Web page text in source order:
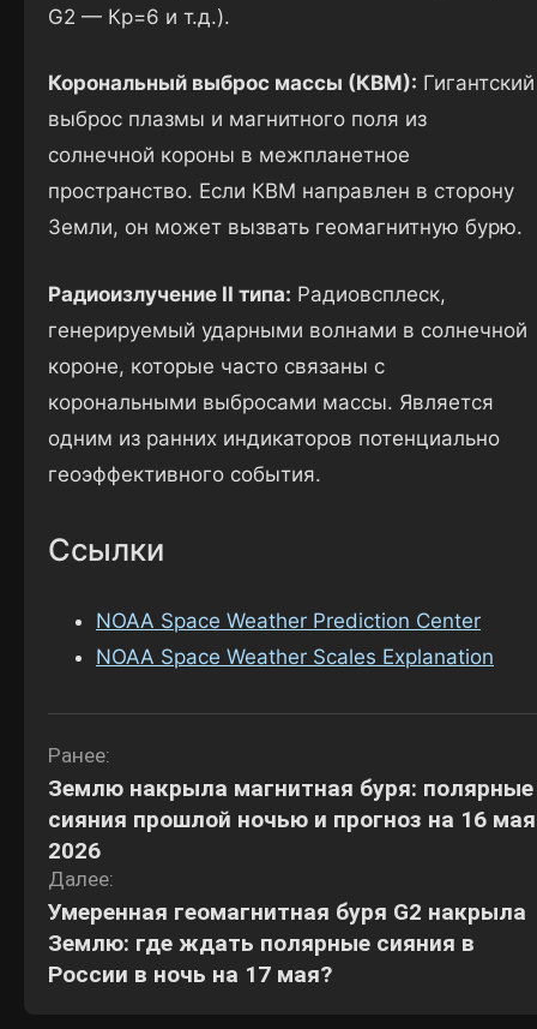
G2 — Кр=6 и т.д.).
Корональный выброс массы (КВМ): Гигантский
выброс плазмы и магнитного поля из
солнечной короны в межпланетное
пространство. Если КВМ направлен в сторону
Земли, он может вызвать геомагнитную бурю.
Радиоизлучение II типа: Радиовсплеск,
генерируемый ударными волнами в солнечной
короне, которые часто связаны с
корональными выбросами массы. Является
одним из ранних индикаторов потенциально
геоэффективного события.
Ссылки
NOAA Space Weather Prediction Center
NOAA Space Weather Scales Explanation
Навигация
по
записям
Ранее:
Землю накрыла магнитная буря: полярные
сияния прошлой ночью и прогноз на 16 мая
2026
Далее:
Умеренная геомагнитная буря G2 накрыла
Землю: где ждать полярные сияния в
России в ночь на 17 мая?